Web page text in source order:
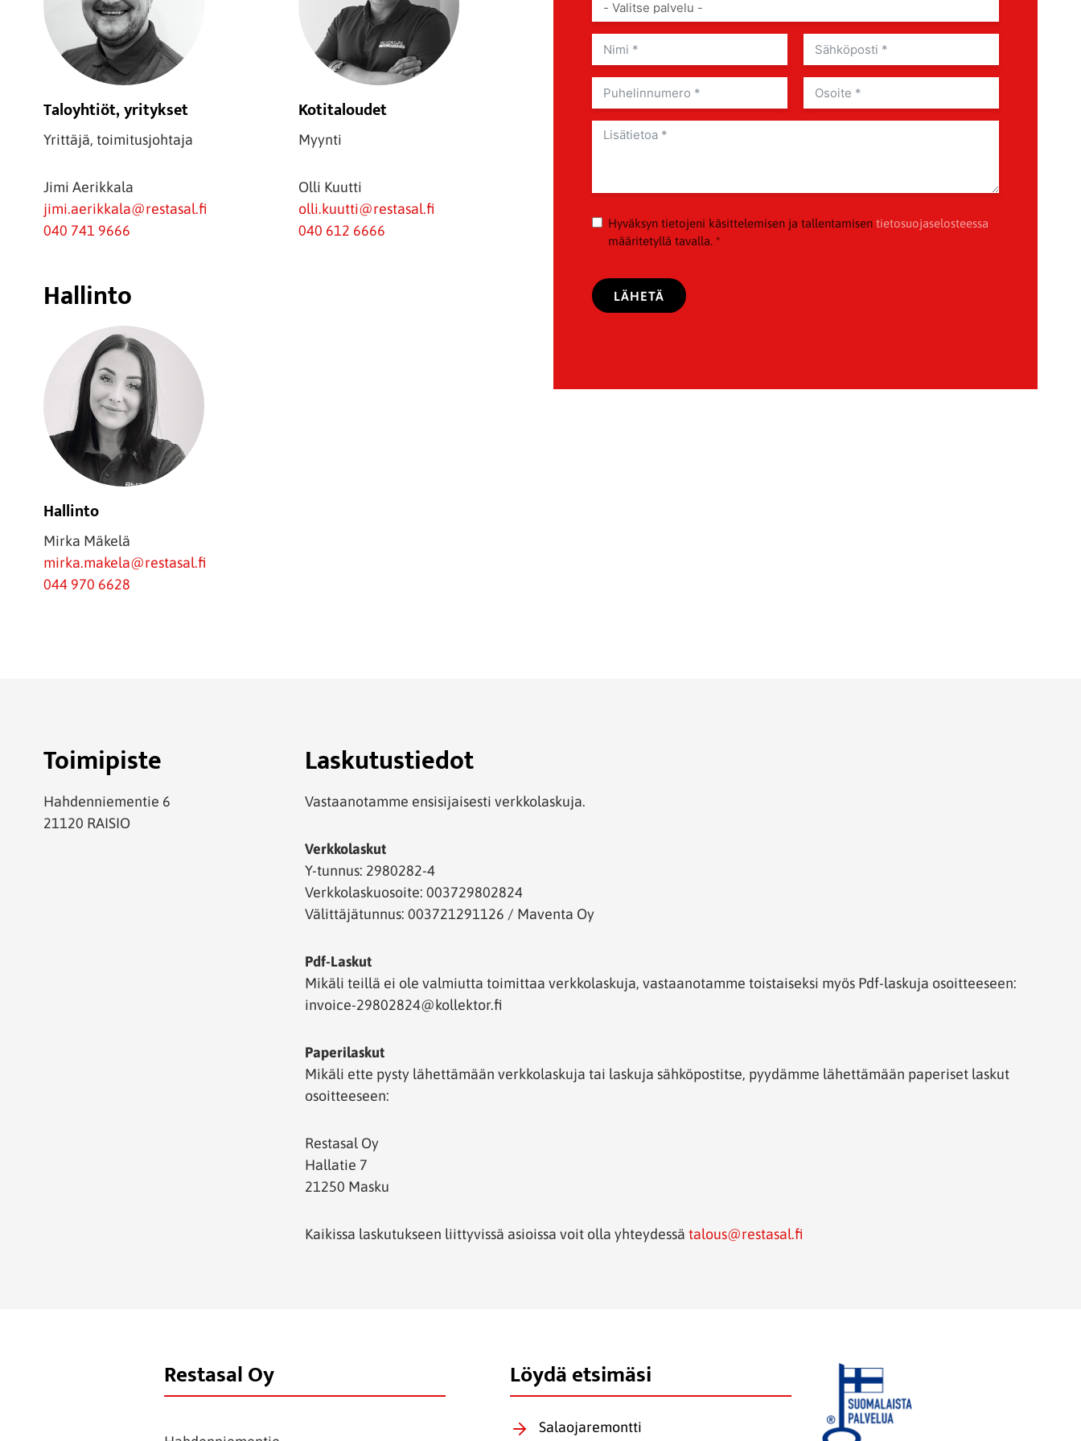
Taloyhtiöt, yritykset
Yrittäjä, toimitusjohtaja
Jimi Aerikkala
jimi.aerikkala@restasal.fi
040 741 9666
Kotitaloudet
Myynti
Olli Kuutti
olli.kuutti@restasal.fi
040 612 6666
Hallinto
Hallinto
Mirka Mäkelä
mirka.makela@restasal.fi
044 970 6628
Hyväksyn tietojeni käsittelemisen ja tallentamisen tietosuojaselosteessa
määritetyllä tavalla. *
LÄHETÄ
Toimipiste
Hahdenniementie 6
21120 RAISIO
Laskutustiedot
Vastaanotamme ensisijaisesti verkkolaskuja.
Verkkolaskut
Y-tunnus: 2980282-4
Verkkolaskuosoite: 003729802824
Välittäjätunnus: 003721291126 / Maventa Oy
Pdf-Laskut
Mikäli teillä ei ole valmiutta toimittaa verkkolaskuja, vastaanotamme toistaiseksi myös Pdf-laskuja osoitteeseen:
invoice-29802824@kollektor.fi
Paperilaskut
Mikäli ette pysty lähettämään verkkolaskuja tai laskuja sähköpostitse, pyydämme lähettämään paperiset laskut
osoitteeseen:
Restasal Oy
Hallatie 7
21250 Masku
Kaikissa laskutukseen liittyvissä asioissa voit olla yhteydessä talous@restasal.fi
Restasal Oy Löydä etsimäsi
Salaojaremontti